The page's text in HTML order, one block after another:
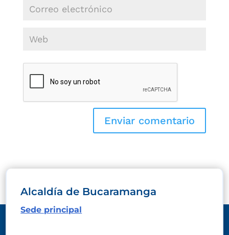
Alcaldía de Bucaramanga
Sede principal